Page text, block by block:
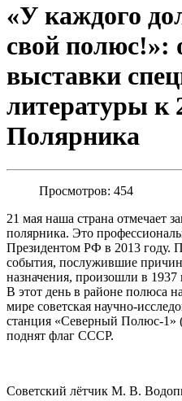
«У каждого
свой полюс!»:
выставки
литературы к
Полярника
Просмотров: 454
21 мая наша страна отмечает
полярника. Это
Президентом РФ в 2013 году.
события, послужившие
назначения, произошли в 1937
В этот день в районе полюса
мире советская научно-
станция «Северный Полюс-
поднят флаг СССР.
Советский лётчик М. В.